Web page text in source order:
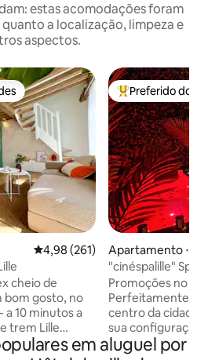
estas acomodações foram
a localização, limpeza e
aspectos.
dos hóspedes
4,98 de uma avaliação média de
4,98 (261)
cheio de
bom gosto, no
a 10 minutos a
trem Lille
a 10 minutos a
Entre os
Preferido dos
Apartamento ⋅
"cinéspalille" Spa
no centro
Promoções no
Perfeitamente
centro da cidade,
sua configuração
apartamento
em aluguel por